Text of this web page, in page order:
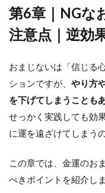
第6章｜NGな
注意点｜逆効
おまじないは「信じる
ションですが、 やり方
を下げてしまうことも
せっかく実践しても効
に運を遠ざけてしまう
この章では、金運のお
べきポイントを紹介しま